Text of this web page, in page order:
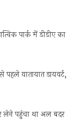
पार्क में डीडीए का
यातायात डायवर्ट,
लेने पहुंचा था अल बदर